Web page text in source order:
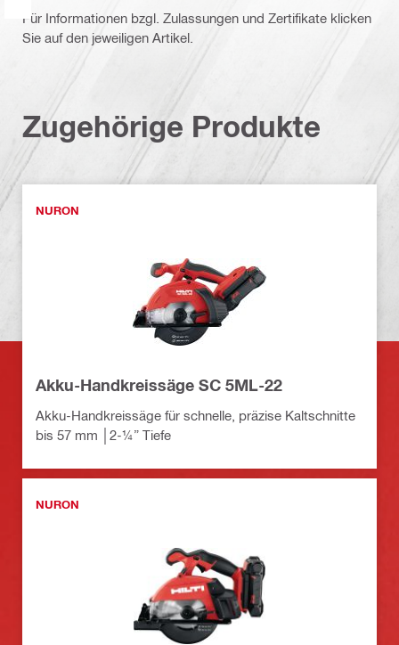
Für Informationen bzgl. Zulassungen und Zertifikate klicken
Sie auf den jeweiligen Artikel.
Zugehörige Produkte
NURON
Akku-Handkreissäge SC 5ML-22
Akku-Handkreissäge für schnelle, präzise Kaltschnitte
bis 57 mm │2-¼” Tiefe
NURON